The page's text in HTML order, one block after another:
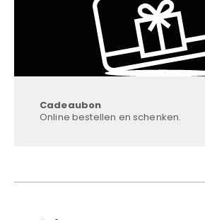
Cadeaubon
Online bestellen en schenken.